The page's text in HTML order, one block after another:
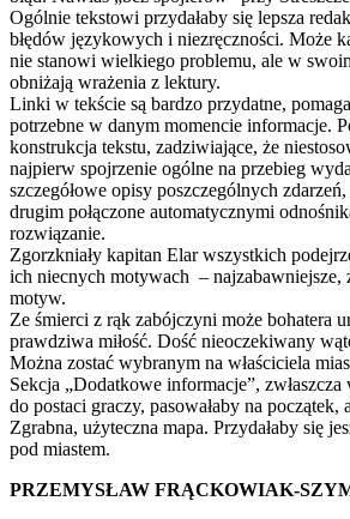
Ogólnie tekstowi przydałaby się lepsza
błędów językowych i niezręczności. Może
nie stanowi wielkiego problemu, ale w
obniżają wrażenia z lektury.
Linki w tekście są bardzo przydatne,
potrzebne w danym momencie informacje.
konstrukcja tekstu, zadziwiające, że
najpierw spojrzenie ogólne na przebieg
szczegółowe opisy poszczególnych
drugim połączone automatycznymi
rozwiązanie.
Zgorzkniały kapitan Elar wszystkich
ich niecnych motywach – najzabawniejsze,
motyw.
Ze śmierci z rąk zabójczyni może bohatera
prawdziwa miłość. Dość nieoczekiwany
Można zostać wybranym na właściciela
Sekcja „Dodatkowe informacje”, zwłaszcza
do postaci graczy, pasowałaby na początek,
Zgrabna, użyteczna mapa. Przydałaby się
pod miastem.
PRZEMYSŁAW FRĄCKOWIAK-